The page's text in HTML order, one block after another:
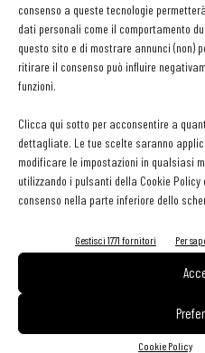
consenso a queste tecnologie
dati personali come il comportamento
questo sito e di mostrare annunci (non)
ritirare il consenso può influire
funzioni.
Clicca qui sotto per acconsentire a
dettagliate. Le tue scelte saranno
modificare le impostazioni in qualsiasi
utilizzando i pulsanti della Cookie
consenso nella parte inferiore dello
Gestisci 1771 fornitori Per
Cookie Policy
EDICOLA WEB